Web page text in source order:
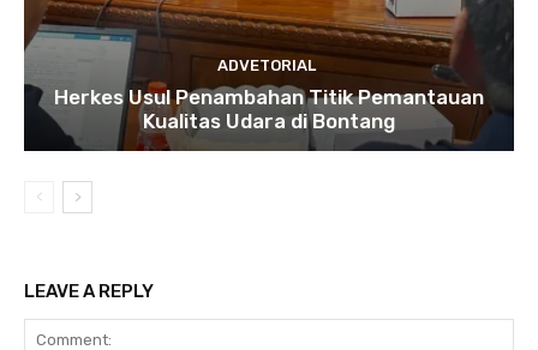
ADVETORIAL
Herkes Usul Penambahan Titik Pemantauan
Kualitas Udara di Bontang
LEAVE A REPLY